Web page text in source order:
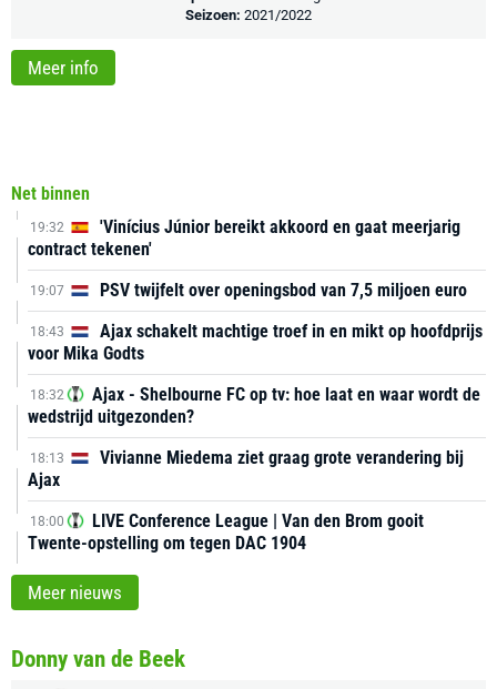
Net binnen
19:32
'Vinícius Júnior bereikt akkoord en gaat meerjarig
contract tekenen'
19:07 PSV twijfelt over openingsbod van 7,5 miljoen euro
18:43
Ajax schakelt machtige troef in en mikt op hoofdprijs
voor Mika Godts
18:32
Ajax - Shelbourne FC op tv: hoe laat en waar wordt de
wedstrijd uitgezonden?
18:13
Vivianne Miedema ziet graag grote verandering bij
Ajax
18:00
LIVE Conference League | Van den Brom gooit
Twente-opstelling om tegen DAC 1904
Meer nieuws
Seizoen: 2021/2022
Meer info
Donny van de Beek